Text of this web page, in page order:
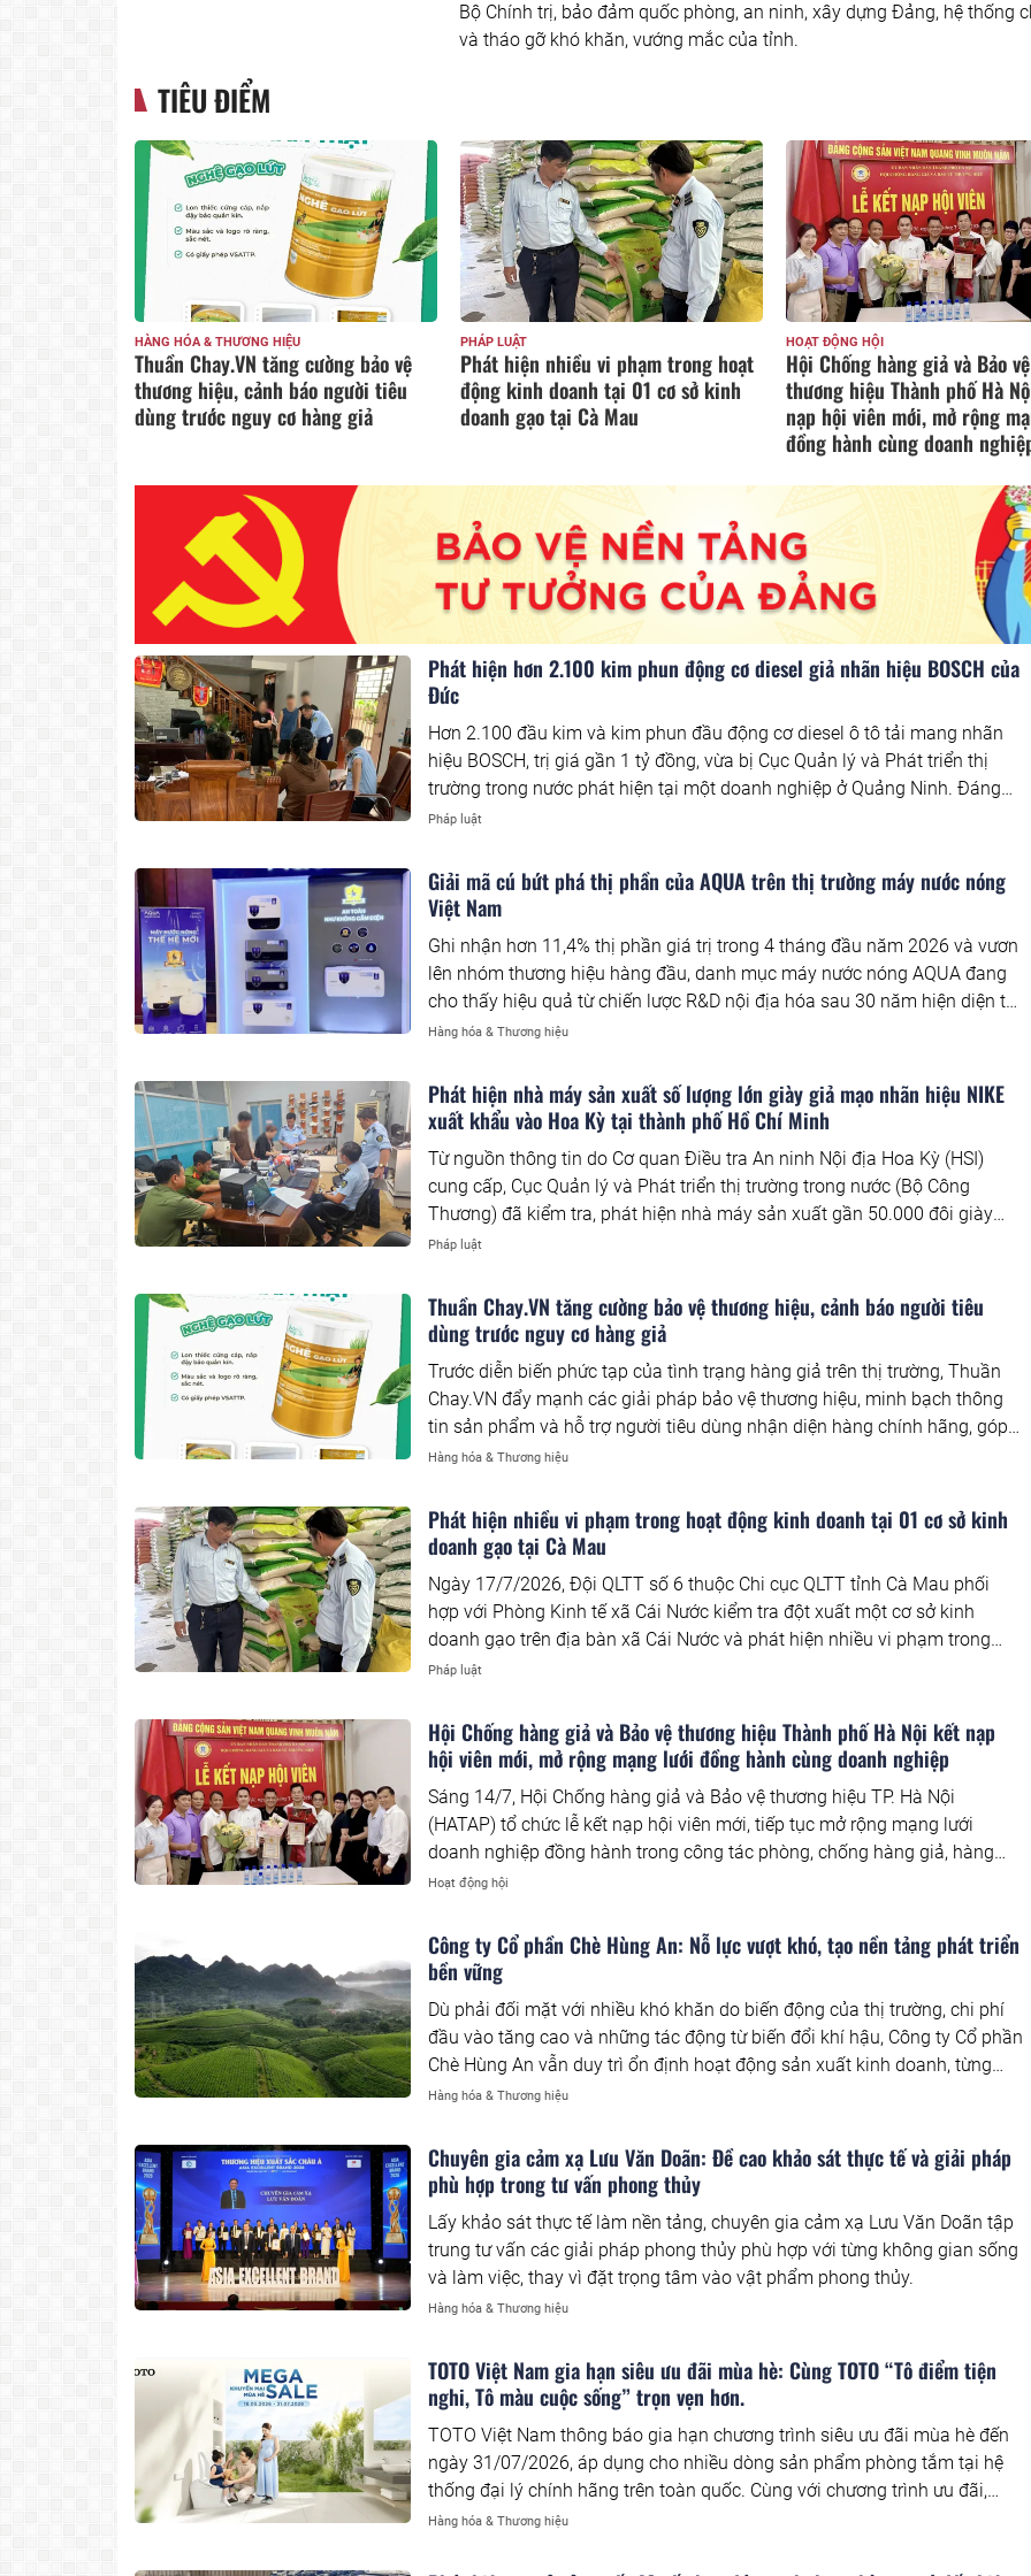
Bộ Chính trị, bảo đảm quốc phòng, an ninh, xây dựng Đảng, hệ thống
và tháo gỡ khó khăn, vướng mắc của tỉnh.
TIÊU ĐIỂM
PHÁP LUẬT
Phát hiện nhiều vi phạm trong hoạt
động kinh doanh tại 01 cơ sở kinh
doanh gạo tại Cà Mau
HOẠT ĐỘNG HỘI
Hội Chống hàng giả và Bảo vệ
thương hiệu Thành phố Hà Nội kết
nạp hội viên mới, mở rộng mạng lưới
HÀNG HÓA & THƯƠNG HIỆU
Công ty Cổ phần Chè Hùng
lực vượt khó, tạo nền tảng
triển bền vững
Phát hiện hơn 2.100 kim phun động cơ diesel giả nhãn hiệu BOSCH của
Đức
Hơn 2.100 đầu kim và kim phun đầu động cơ diesel ô tô tải mang nhãn
hiệu BOSCH, trị giá gần 1 tỷ đồng, vừa bị Cục Quản lý và Phát triển thị
trường trong nước phát hiện tại một doanh nghiệp ở Quảng Ninh. Đáng
chú ý, trong khi trên sản phẩm thể hiện nhãn hiệu BOSCH thì hóa đơn giá
của đại diện chủ sở hữu nhãn hiệu xác định toàn bộ lô hàng là hàng hóa
giả mạo nhãn hiệu BOSCH đang được bảo hộ tại Việt Nam.
Pháp luật
Giải mã cú bứt phá thị phần của AQUA trên thị trường máy nước nóng
Việt Nam
Ghi nhận hơn 11,4% thị phần giá trị trong 4 tháng đầu năm 2026 và vươn
lên nhóm thương hiệu hàng đầu, danh mục máy nước nóng AQUA đang
cho thấy hiệu quả từ chiến lược R&D nội địa hóa sau 30 năm hiện diện tại
Việt Nam. Đây là một case study đáng phân tích trong ngành điện gia
Hàng hóa & Thương hiệu
Phát hiện nhà máy sản xuất số lượng lớn giày giả mạo nhãn hiệu NIKE
xuất khẩu vào Hoa Kỳ tại thành phố Hồ Chí Minh
Từ nguồn thông tin do Cơ quan Điều tra An ninh Nội địa Hoa Kỳ (HSI)
cung cấp, Cục Quản lý và Phát triển thị trường trong nước (Bộ Công
Thương) đã kiểm tra, phát hiện nhà máy sản xuất gần 50.000 đôi giày
mang dấu hiệu giả mạo các nhãn hiệu Nike, Nike Air và Air Jordan xuất
yếu tố xuyên biên giới về xâm phạm quyền sở hữu trí tuệ được phát hiện
trong những năm gần đây.
Pháp luật
Thuần Chay.VN tăng cường bảo vệ thương hiệu, cảnh báo người tiêu
dùng trước nguy cơ hàng giả
Trước diễn biến phức tạp của tình trạng hàng giả trên thị trường, Thuần
Chay.VN đẩy mạnh các giải pháp bảo vệ thương hiệu, minh bạch thông
tin sản phẩm và hỗ trợ người tiêu dùng nhận diện hàng chính hãng, góp
phần xây dựng môi trường tiêu dùng an toàn.
Hàng hóa & Thương hiệu
Phát hiện nhiều vi phạm trong hoạt động kinh doanh tại 01 cơ sở kinh
doanh gạo tại Cà Mau
Ngày 17/7/2026, Đội QLTT số 6 thuộc Chi cục QLTT tỉnh Cà Mau phối
hợp với Phòng Kinh tế xã Cái Nước kiểm tra đột xuất một cơ sở kinh
doanh gạo trên địa bàn xã Cái Nước và phát hiện nhiều vi phạm trong
hoạt động kinh doanh.
Pháp luật
Hội Chống hàng giả và Bảo vệ thương hiệu Thành phố Hà Nội kết nạp
hội viên mới, mở rộng mạng lưới đồng hành cùng doanh nghiệp
Sáng 14/7, Hội Chống hàng giả và Bảo vệ thương hiệu TP. Hà Nội
(HATAP) tổ chức lễ kết nạp hội viên mới, tiếp tục mở rộng mạng lưới
doanh nghiệp đồng hành trong công tác phòng, chống hàng giả, hàng
nhái và bảo vệ thương hiệu.
Hoạt động hội
Công ty Cổ phần Chè Hùng An: Nỗ lực vượt khó, tạo nền tảng phát triển
bền vững
Dù phải đối mặt với nhiều khó khăn do biến động của thị trường, chi phí
đầu vào tăng cao và những tác động từ biến đổi khí hậu, Công ty Cổ phần
Chè Hùng An vẫn duy trì ổn định hoạt động sản xuất kinh doanh, từng
bước nâng cao chất lượng sản phẩm, đảm bảo việc làm cho người lao
Hàng hóa & Thương hiệu
Chuyên gia cảm xạ Lưu Văn Doãn: Đề cao khảo sát thực tế và giải pháp
phù hợp trong tư vấn phong thủy
Lấy khảo sát thực tế làm nền tảng, chuyên gia cảm xạ Lưu Văn Doãn tập
trung tư vấn các giải pháp phong thủy phù hợp với từng không gian sống
và làm việc, thay vì đặt trọng tâm vào vật phẩm phong thủy.
Hàng hóa & Thương hiệu
TOTO Việt Nam gia hạn siêu ưu đãi mùa hè: Cùng TOTO “Tô điểm tiện
nghi, Tô màu cuộc sống” trọn vẹn hơn.
TOTO Việt Nam thông báo gia hạn chương trình siêu ưu đãi mùa hè đến
ngày 31/07/2026, áp dụng cho nhiều dòng sản phẩm phòng tắm tại hệ
thống đại lý chính hãng trên toàn quốc. Cùng với chương trình ưu đãi,
doanh nghiệp cũng tích cực triển khai những hoạt động trải nghiệm và
Hàng hóa & Thương hiệu